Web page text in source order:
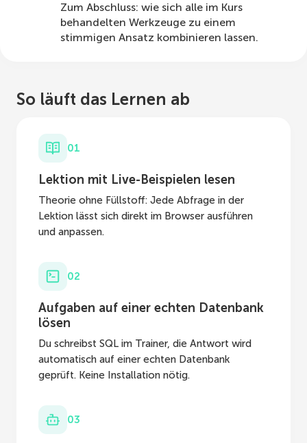
Zum Abschluss: wie sich alle im Kurs
behandelten Werkzeuge zu einem
stimmigen Ansatz kombinieren lassen.
So läuft das Lernen ab
01
Lektion mit Live-Beispielen lesen
Theorie ohne Füllstoff: Jede Abfrage in der
Lektion lässt sich direkt im Browser ausführen
und anpassen.
02
Aufgaben auf einer echten Datenbank
lösen
Du schreibst SQL im Trainer, die Antwort wird
automatisch auf einer echten Datenbank
geprüft. Keine Installation nötig.
03